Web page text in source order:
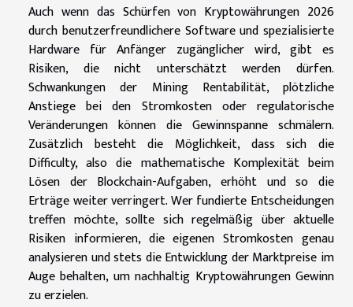
Auch wenn das Schürfen von Kryptowährungen 2026
durch benutzerfreundlichere Software und spezialisierte
Hardware für Anfänger zugänglicher wird, gibt es
Risiken, die nicht unterschätzt werden dürfen.
Schwankungen der Mining Rentabilität, plötzliche
Anstiege bei den Stromkosten oder regulatorische
Veränderungen können die Gewinnspanne schmälern.
Zusätzlich besteht die Möglichkeit, dass sich die
Difficulty, also die mathematische Komplexität beim
Lösen der Blockchain-Aufgaben, erhöht und so die
Erträge weiter verringert. Wer fundierte Entscheidungen
treffen möchte, sollte sich regelmäßig über aktuelle
Risiken informieren, die eigenen Stromkosten genau
analysieren und stets die Entwicklung der Marktpreise im
Auge behalten, um nachhaltig Kryptowährungen Gewinn
zu erzielen.